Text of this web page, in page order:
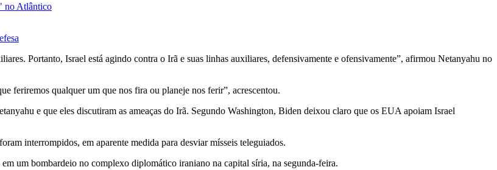
no Atlântico
Portanto, Israel está agindo contra o Irã e suas linhas auxiliares, defensivamente e ofensivamente”, afirmou Netanyahu no
feriremos qualquer um que nos fira ou planeje nos ferir”, acrescentou.
e que eles discutiram as ameaças do Irã. Segundo Washington, Biden deixou claro que os EUA apoiam Israel
interrompidos, em aparente medida para desviar mísseis teleguiados.
um bombardeio no complexo diplomático iraniano na capital síria, na segunda-feira.